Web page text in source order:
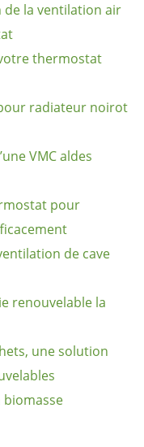
la ventilation air
thermostat
radiateur noirot
VMC aldes
pour
de cave
renouvelable la
une solution
biomasse